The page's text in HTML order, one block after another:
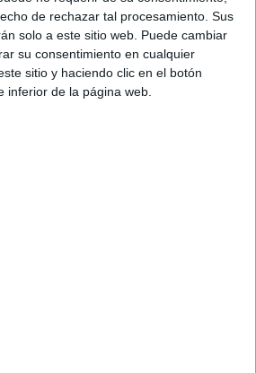
de rechazar tal procesamiento. Sus
solo a este sitio web. Puede cambiar
su consentimiento en cualquier
sitio y haciendo clic en el botón
inferior de la página web.